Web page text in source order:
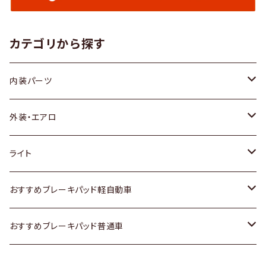
カテゴリから探す
内装パーツ
トヨタ
ホンダ
スズキ
日産
外装・エアロ
トヨタ
ホンダ
スズキ
ライト
トヨタ
スズキ
おすすめブレーキパッド軽自動車
トヨタ
おすすめブレーキパッド普通車